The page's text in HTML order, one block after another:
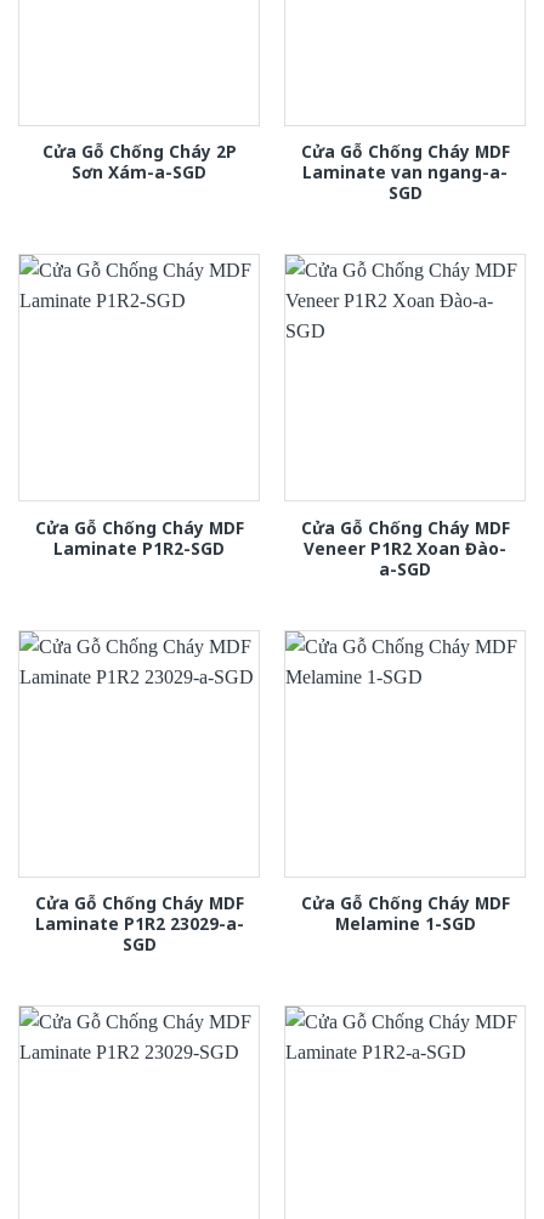
Cửa Gỗ Chống Cháy 2P
Sơn Xám-a-SGD
Cửa Gỗ Chống Cháy MDF
Laminate van ngang-a-
SGD
Cửa Gỗ Chống Cháy MDF
Laminate P1R2-SGD
Cửa Gỗ Chống Cháy MDF
Veneer P1R2 Xoan Đào-
a-SGD
Cửa Gỗ Chống Cháy MDF
Laminate P1R2 23029-a-
SGD
Cửa Gỗ Chống Cháy MDF
Melamine 1-SGD